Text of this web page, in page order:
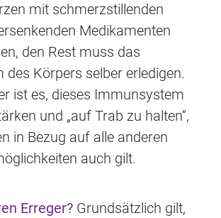
mit schmerzstillenden
Medikamenten
den Rest muss das
Körpers selber erledigen.
ist es, dieses Immunsystem
und „auf Trab zu halten“,
in Bezug auf alle anderen
auch gilt.
Erreger? Grundsätzlich gilt,